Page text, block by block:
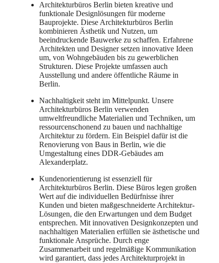
Architekturbüros Berlin bieten kreative und
funktionale Designlösungen für moderne
Bauprojekte. Diese Architekturbüros Berlin
kombinieren Ästhetik und Nutzen, um
beeindruckende Bauwerke zu schaffen. Erfahrene
Architekten und Designer setzen innovative Ideen
um, von Wohngebäuden bis zu gewerblichen
Strukturen. Diese Projekte umfassen auch
Ausstellung und andere öffentliche Räume in
Berlin.
Nachhaltigkeit steht im Mittelpunkt. Unsere
Architekturbüros Berlin verwenden
umweltfreundliche Materialien und Techniken, um
ressourcenschonend zu bauen und nachhaltige
Architektur zu fördern. Ein Beispiel dafür ist die
Renovierung von Baus in Berlin, wie die
Umgestaltung eines DDR-Gebäudes am
Alexanderplatz.
Kundenorientierung ist essenziell für
Architekturbüros Berlin. Diese Büros legen großen
Wert auf die individuellen Bedürfnisse ihrer
Kunden und bieten maßgeschneiderte Architektur-
Lösungen, die den Erwartungen und dem Budget
entsprechen. Mit innovativen Designkonzepten und
nachhaltigen Materialien erfüllen sie ästhetische und
funktionale Ansprüche. Durch enge
Zusammenarbeit und regelmäßige Kommunikation
wird garantiert, dass jedes Architekturprojekt in